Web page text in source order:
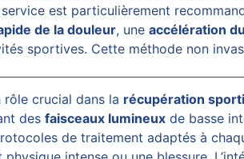
est particulièrement
de la douleur, uneaccélération
sportives. Cette méthode non
rôle crucial dans la récupération
desfaisceaux lumineux de basse
de traitement adaptés à